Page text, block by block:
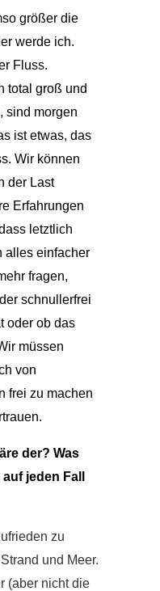
größer die
werde ich.
Fluss.
total groß und
sind morgen
ist etwas, das
Wir können
der Last
Erfahrungen
letztlich
alles einfacher
fragen,
schnullerfrei
oder ob das
müssen
von
frei zu machen
der? Was
jeden Fall
zu
und Meer.
(aber nicht die